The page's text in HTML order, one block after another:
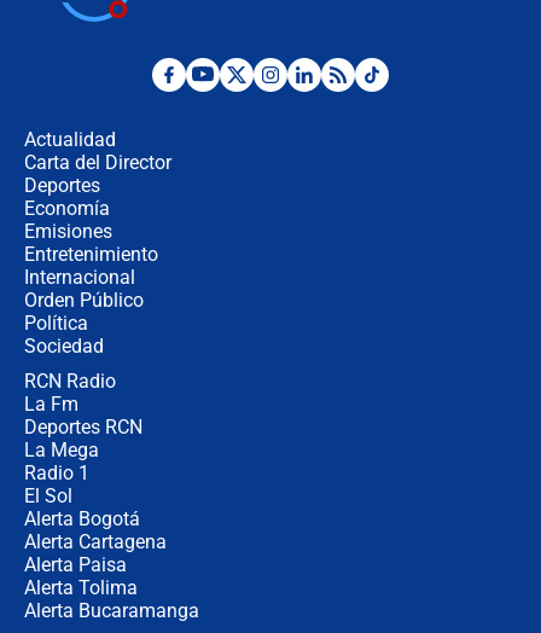
¿Por qué De la Espriella gobernará
Actualidad
Carta del Director
Deportes
Economía
Emisiones
Entretenimiento
Internacional
Orden Público
Política
Sociedad
RCN Radio
La Fm
Deportes RCN
La Mega
Radio 1
El Sol
Alerta Bogotá
Alerta Cartagena
Alerta Paisa
Alerta Tolima
Alerta Bucaramanga